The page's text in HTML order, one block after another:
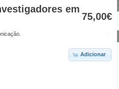
75,00€
em
Adicionar